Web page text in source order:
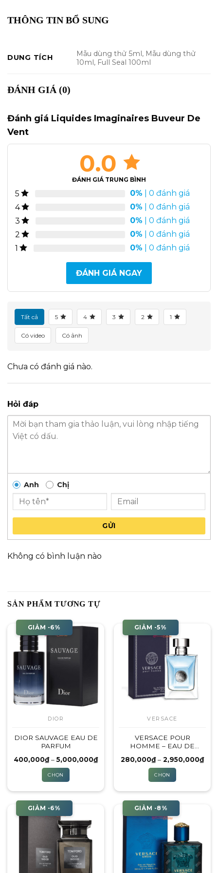
THÔNG TIN BỔ SUNG
DUNG TÍCH
Mẫu dùng thử 5ml, Mẫu dùng thử
10ml, Full Seal 100ml
ĐÁNH GIÁ (0)
Đánh giá Liquides Imaginaires Buveur De
Vent
0.0
ĐÁNH GIÁ TRUNG BÌNH
5 0% | 0 đánh giá
4
0% | 0 đánh giá
3
0% | 0 đánh giá
2
0% | 0 đánh giá
1
0% | 0 đánh giá
ĐÁNH GIÁ NGAY
Tất cả 5 4 3 2 1
Có video Có ảnh
Chưa có đánh giá nào.
Hỏi đáp
Anh Chị
GỬI
Không có bình luận nào
SẢN PHẨM TƯƠNG TỰ
GIẢM -6%
DIOR
DIOR SAUVAGE EAU DE
PARFUM
400,000₫ – 5,000,000₫Khoảng
giá:
5,000,000₫
CHỌN
này
có
nhiều
biến
thể.
Các
tùy
GIẢM -5%
VERSACE
VERSACE POUR
HOMME – EAU DE
280,000₫ – 2,950,000₫
giá:
CHỌN
này
có
nhiều
biến
thể.
Các
tùy
GIẢM -6% GIẢM -8%